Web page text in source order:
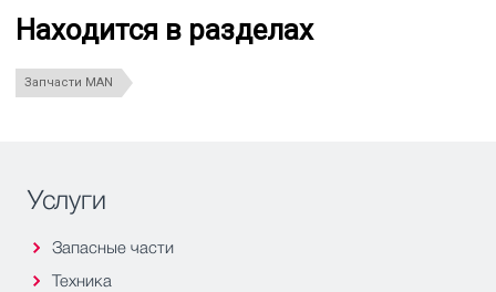
Находится в разделах
Запчасти MAN
Услуги
Запасные части
Техника